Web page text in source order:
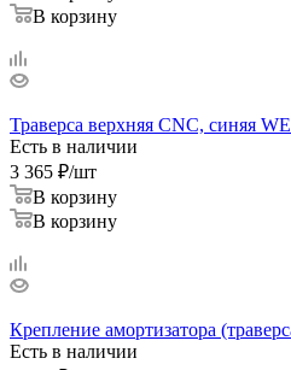
В корзину
Траверса верхняя CNC, синяя
Есть в наличии
3 365 ₽/шт
В корзину
В корзину
Крепление амортизатора
Есть в наличии